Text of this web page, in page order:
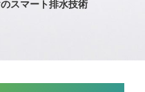
スマート排水技術